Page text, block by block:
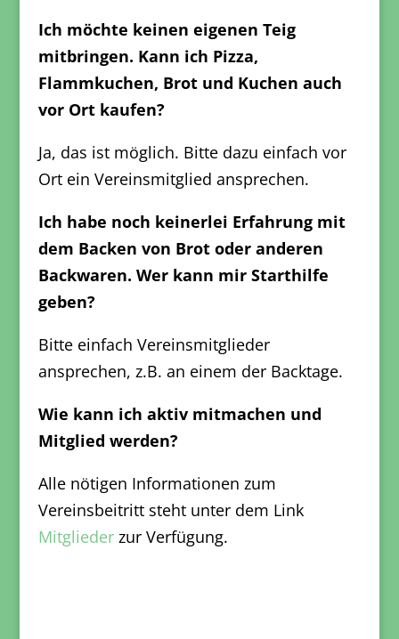
Ich möchte keinen eigenen Teig
mitbringen. Kann ich Pizza,
Flammkuchen, Brot und Kuchen auch
vor Ort kaufen?
Ja, das ist möglich. Bitte dazu einfach vor
Ort ein Vereinsmitglied ansprechen.
Ich habe noch keinerlei Erfahrung mit
dem Backen von Brot oder anderen
Backwaren. Wer kann mir Starthilfe
geben?
Bitte einfach Vereinsmitglieder
ansprechen, z.B. an einem der Backtage.
Wie kann ich aktiv mitmachen und
Mitglied werden?
Alle nötigen Informationen zum
Vereinsbeitritt steht unter dem Link
Mitgliederzur Verfügung.